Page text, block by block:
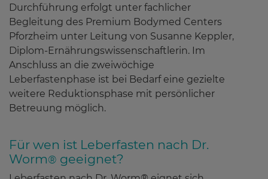
Durchführung erfolgt unter fachlicher
Begleitung des Premium Bodymed Centers
Pforzheim unter Leitung von Susanne Keppler,
Diplom-Ernährungswissenschaftlerin. Im
Anschluss an die zweiwöchige
Leberfastenphase ist bei Bedarf eine gezielte
weitere Reduktionsphase mit persönlicher
Betreuung möglich.
Für wen ist Leberfasten nach Dr.
Worm® geeignet?